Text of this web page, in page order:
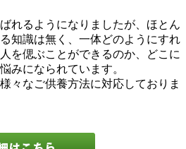
れるようになりましたが、ほとん
知識は無く、一体どのようにすれ
を偲ぶことができるのか、どこに
みになられています。
々なご供養方法に対応しておりま